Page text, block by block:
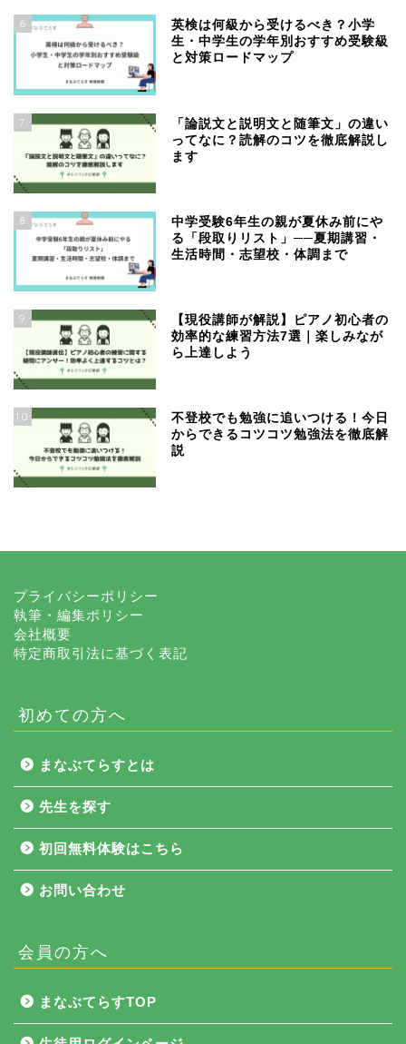
6
英検は何級から受けるべき？小学
生・中学生の学年別おすすめ受験級
と対策ロードマップ
7
「論説文と説明文と随筆文」の違い
ってなに？読解のコツを徹底解説し
ます
8
中学受験6年生の親が夏休み前にや
る「段取りリスト」──夏期講習・
生活時間・志望校・体調まで
9
【現役講師が解説】ピアノ初心者の
効率的な練習方法7選｜楽しみなが
ら上達しよう
10
不登校でも勉強に追いつける！今日
からできるコツコツ勉強法を徹底解
説
プライバシーポリシー
執筆・編集ポリシー
会社概要
特定商取引法に基づく表記
初めての方へ
まなぶてらすとは
先生を探す
初回無料体験はこちら
お問い合わせ
会員の方へ
まなぶてらすTOP
NEWS
まなぶてらす活用法